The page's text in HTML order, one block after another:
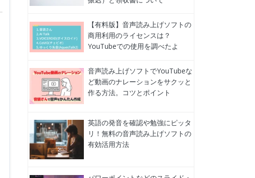
【有料版】音声読み上げソフトの
商用利用のライセンスは？
YouTubeでの使用を調べたよ
音声読み上げソフトでYouTubeな
ど動画のナレーションをサクッと
作る方法。コツとポイント
英語の発音を確認や勉強にピッタ
リ！無料の音声読み上げソフトの
有効活用方法